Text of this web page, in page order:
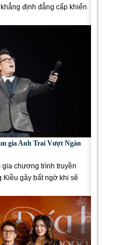
định đẳng cấp khiến
gia Anh Trai Vượt Ngàn
gia chương trình truyền
Kiều gây bất ngờ khi sẽ